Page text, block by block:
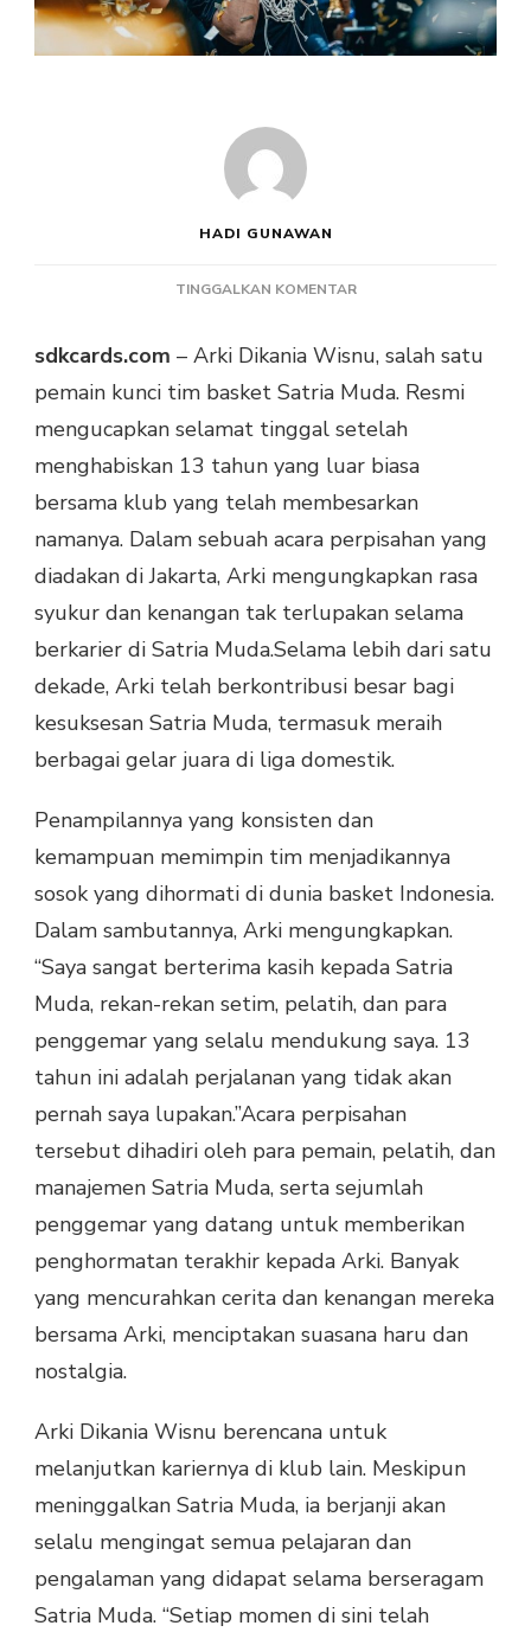
HADI GUNAWAN
TINGGALKAN KOMENTARPADA
WISNU
MENGUCAPKAN
TINGGAL,
13
BERSAMA
SATRIA
YANG
TAK
TERLUPAKAN
sdkcards.com – Arki Dikania Wisnu, salah satu
pemain kunci tim basket Satria Muda. Resmi
mengucapkan selamat tinggal setelah
menghabiskan 13 tahun yang luar biasa
bersama klub yang telah membesarkan
namanya. Dalam sebuah acara perpisahan yang
diadakan di Jakarta, Arki mengungkapkan rasa
syukur dan kenangan tak terlupakan selama
berkarier di Satria Muda.Selama lebih dari satu
dekade, Arki telah berkontribusi besar bagi
kesuksesan Satria Muda, termasuk meraih
berbagai gelar juara di liga domestik.
Penampilannya yang konsisten dan
kemampuan memimpin tim menjadikannya
sosok yang dihormati di dunia basket Indonesia.
Dalam sambutannya, Arki mengungkapkan.
“Saya sangat berterima kasih kepada Satria
Muda, rekan-rekan setim, pelatih, dan para
penggemar yang selalu mendukung saya. 13
tahun ini adalah perjalanan yang tidak akan
pernah saya lupakan.”Acara perpisahan
tersebut dihadiri oleh para pemain, pelatih, dan
manajemen Satria Muda, serta sejumlah
penggemar yang datang untuk memberikan
penghormatan terakhir kepada Arki. Banyak
yang mencurahkan cerita dan kenangan mereka
bersama Arki, menciptakan suasana haru dan
nostalgia.
Arki Dikania Wisnu berencana untuk
melanjutkan kariernya di klub lain. Meskipun
meninggalkan Satria Muda, ia berjanji akan
selalu mengingat semua pelajaran dan
pengalaman yang didapat selama berseragam
Satria Muda. “Setiap momen di sini telah